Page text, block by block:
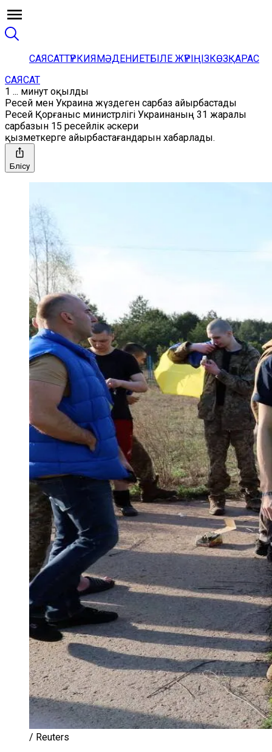
САЯСАТТҮРКИЯМӘДЕНИЕТБІЛЕ ЖҮРІҢІЗКӨЗҚАРАС
САЯСАТ
1 ... минут оқылды
Ресей мен Украина жүздеген сарбаз айырбастады
Ресей Қорғаныс министрлігі Украинаның 31 жаралы
сарбазын 15 ресейлік әскери
қызметкерге айырбастағандарын хабарлады.
Бөлісу
/ Reuters